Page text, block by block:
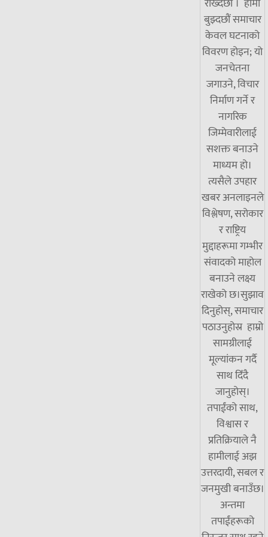
राख्दछौँ । हामी
बुझ्दछौं समाचार
केवल घटनाको
विवरण होइन; यो
जनचेतना
जगाउने, विचार
निर्माण गर्ने र
नागरिक
जिम्मेवारीलाई
सशक्त बनाउने
माध्यम हो।
त्यसैले उपहार
खबर अनलाइनले
विश्लेषण, सरोकार
र राष्ट्रिय
मुद्दाहरूमा गम्भीर
संवादको माहोल
बनाउने लक्ष्य
राखेको छ।सुझाव
दिनुहोस्, समाचार
पठाउनुहोस्र हाम्रो
सामग्रीलाई
मूल्यांकन गर्दै
साथ दिँदै
जानुहोस्।
तपाईंको साथ,
विश्वास र
प्रतिक्रियाले नै
हामीलाई अझ
उत्तरदायी, सबल र
जनमुखी बनाउँछ।
अन्तमा
तपाईंहरूको